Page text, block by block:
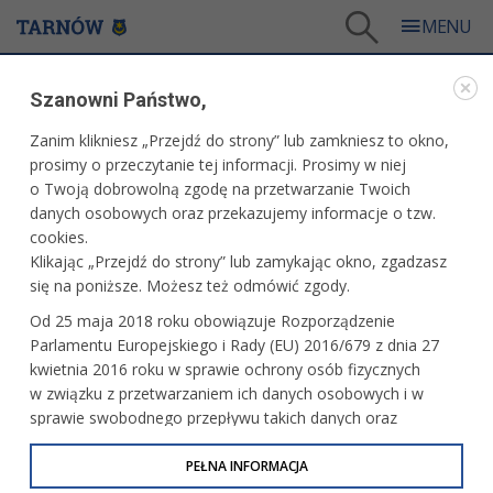
PRAWO
Podstawowe akty prawne dla organizacji
pozarządowych:
Ustawa z dnia 24 kwietnia 2003 r. o działalności pożytku
publicznego i o wolontariacie
Ustawa z dnia 7 kwietnia 1989 r. Prawo o stowarzyszeniach
Ustawa z dnia 6 kwietnia 1984 r. o fundacjach
Ustawa z dnia 25 czerwca 2010 r. o sporcie
Szanowni Państwo,
Zanim klikniesz „Przejdź do strony” lub zamkniesz to okno,
prosimy o przeczytanie tej informacji. Prosimy w niej
o Twoją dobrowolną zgodę na przetwarzanie Twoich
danych osobowych oraz przekazujemy informacje o tzw.
cookies.
Klikając „Przejdź do strony” lub zamykając okno, zgadzasz
się na poniższe. Możesz też odmówić zgody.
Od 25 maja 2018 roku obowiązuje Rozporządzenie
Parlamentu Europejskiego i Rady (EU) 2016/679 z dnia 27
kwietnia 2016 roku w sprawie ochrony osób fizycznych
w związku z przetwarzaniem ich danych osobowych i w
sprawie swobodnego przepływu takich danych oraz
uchylenia dyrektywy 95/46/WE (określane jako RODO, GDPR
lub Ogólne Rozporządzenie o Ochronie Danych
PEŁNA INFORMACJA